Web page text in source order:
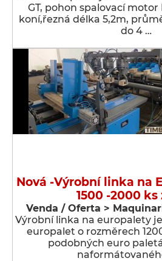
GT, pohon spalovací motor
koní,řezná délka 5,2m,
do 4 …
Nová -Výrobní linka na
1500 -2000 ks
Venda / Oferta >
Výrobní linka na europalety
europalet o rozměrech
podobných euro